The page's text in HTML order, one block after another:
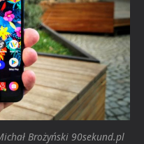
Brożyński 90sekund.pl